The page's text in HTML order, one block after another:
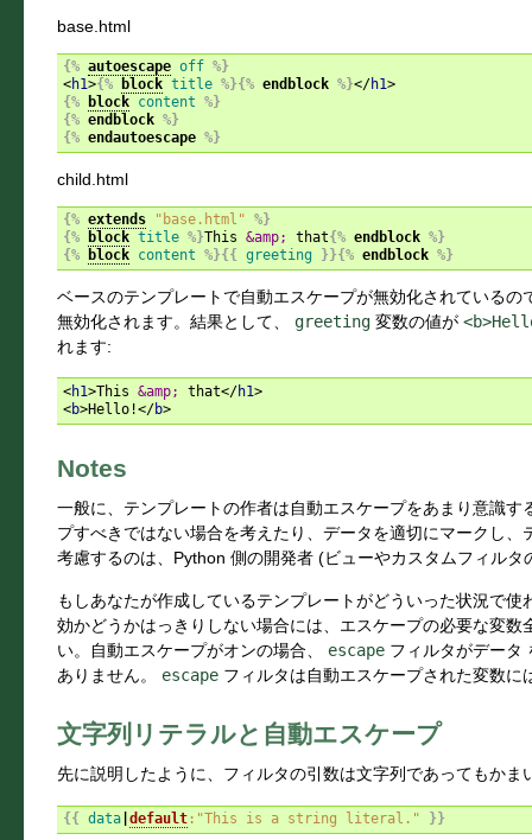
base.html
{% autoescape off %}
<h1>{% block title %}{% endblock %}</h1>
{%
block content %}
{% endblock %}
{% endautoescape %}
child.html
{% extends "base.html" %}
{%
block title %}This &amp; that{% endblock %}
{%
block content %}{{ greeting }}{% endblock %}
ベースのテンプレートで自動エスケープが無効化されている
無効化されます。結果として、 greeting 変数の値が
れます:
<h1>This &amp; that</h1>
<b>Hello!</b>
Notes
一般に、テンプレートの作者は自動エスケープをあまり意識
プすべきではない場合を考えたり、データを適切にマークし
考慮するのは、Python 側の開発者 (ビューやカスタムフィルタ
もしあなたが作成しているテンプレートがどういった状況で
効かどうかはっきりしない場合には、エスケープの必要な変数
い。自動エスケープがオンの場合、 escape フィルタがデータ
ありません。 escape フィルタは自動エスケープされた変数に
文字列リテラルと自動エスケープ
先に説明したように、フィルタの引数は文字列であってもかま
{{ data| default:"This is a string literal." }}